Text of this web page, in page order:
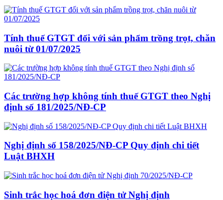
Tính thuế GTGT đối với sản phẩm trồng trọt, chăn
nuôi từ 01/07/2025
Các trường hợp không tính thuế GTGT theo Nghị
định số 181/2025/NĐ-CP
Nghị định số 158/2025/NĐ-CP Quy định chi tiết
Luật BHXH
Sinh trắc học hoá đơn điện tử Nghị định